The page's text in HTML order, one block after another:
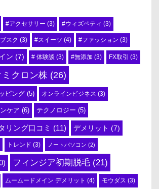
#アクセサリー (3) #ウィズペティ (3)
スク (3) #スイーツ (4) #ファッション (3)
ン (7) # 体験談 (3) #無添加 (3) FX取引 (3)
ミクロン株 (26)
ピング (5) オンラインビジネス (3)
ケア (6) テクノロジー (5)
リング口コミ (11) デメリット (7)
トレンド (3) ノートパソコン (2)
フィンジア初期脱毛 (21)
ムームードメイン デメリット (4) モウダス (3)